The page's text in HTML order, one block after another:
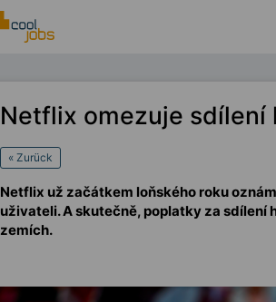
Netflix omezuje sdílení
« Zurück
Netflix už začátkem loňského roku
uživateli. A skutečně, poplatky za sdílení
zemích.